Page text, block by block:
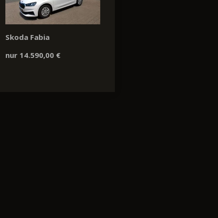
Skoda Fabia
nur 14.590,00 €